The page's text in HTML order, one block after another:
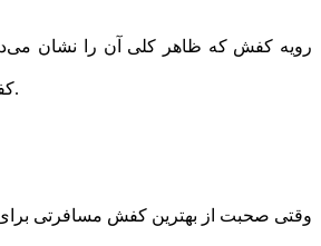
رویه کفش که ظاهر کلی آن را نشان می‌دهد
کفش‌های کوهنوردی و پیاده‌روی باید رویه‌ای مقاوم داشته باشند که در برابر هر ضربه یا برخورد با عوامل خارجی سفت و تیز مانند سنگ یا شاخ‌وبرگ درختان پاره نشوند.
وقتی صحبت از بهترین کفش مسافرتی